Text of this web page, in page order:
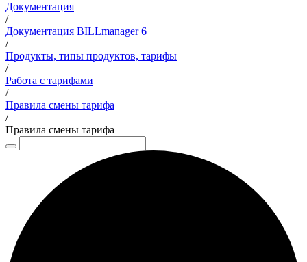
Документация
/
Документация BILLmanager 6
/
Продукты, типы продуктов, тарифы
/
Работа с тарифами
/
Правила смены тарифа
/
Правила смены тарифа